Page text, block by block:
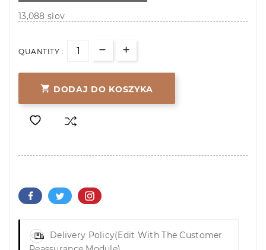
13,088 slov
QUANTITY :
 DODAJ DO KOSZYKA
Delivery Policy(edit With The Customer